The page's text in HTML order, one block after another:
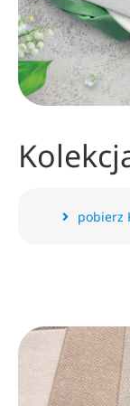
pobierz